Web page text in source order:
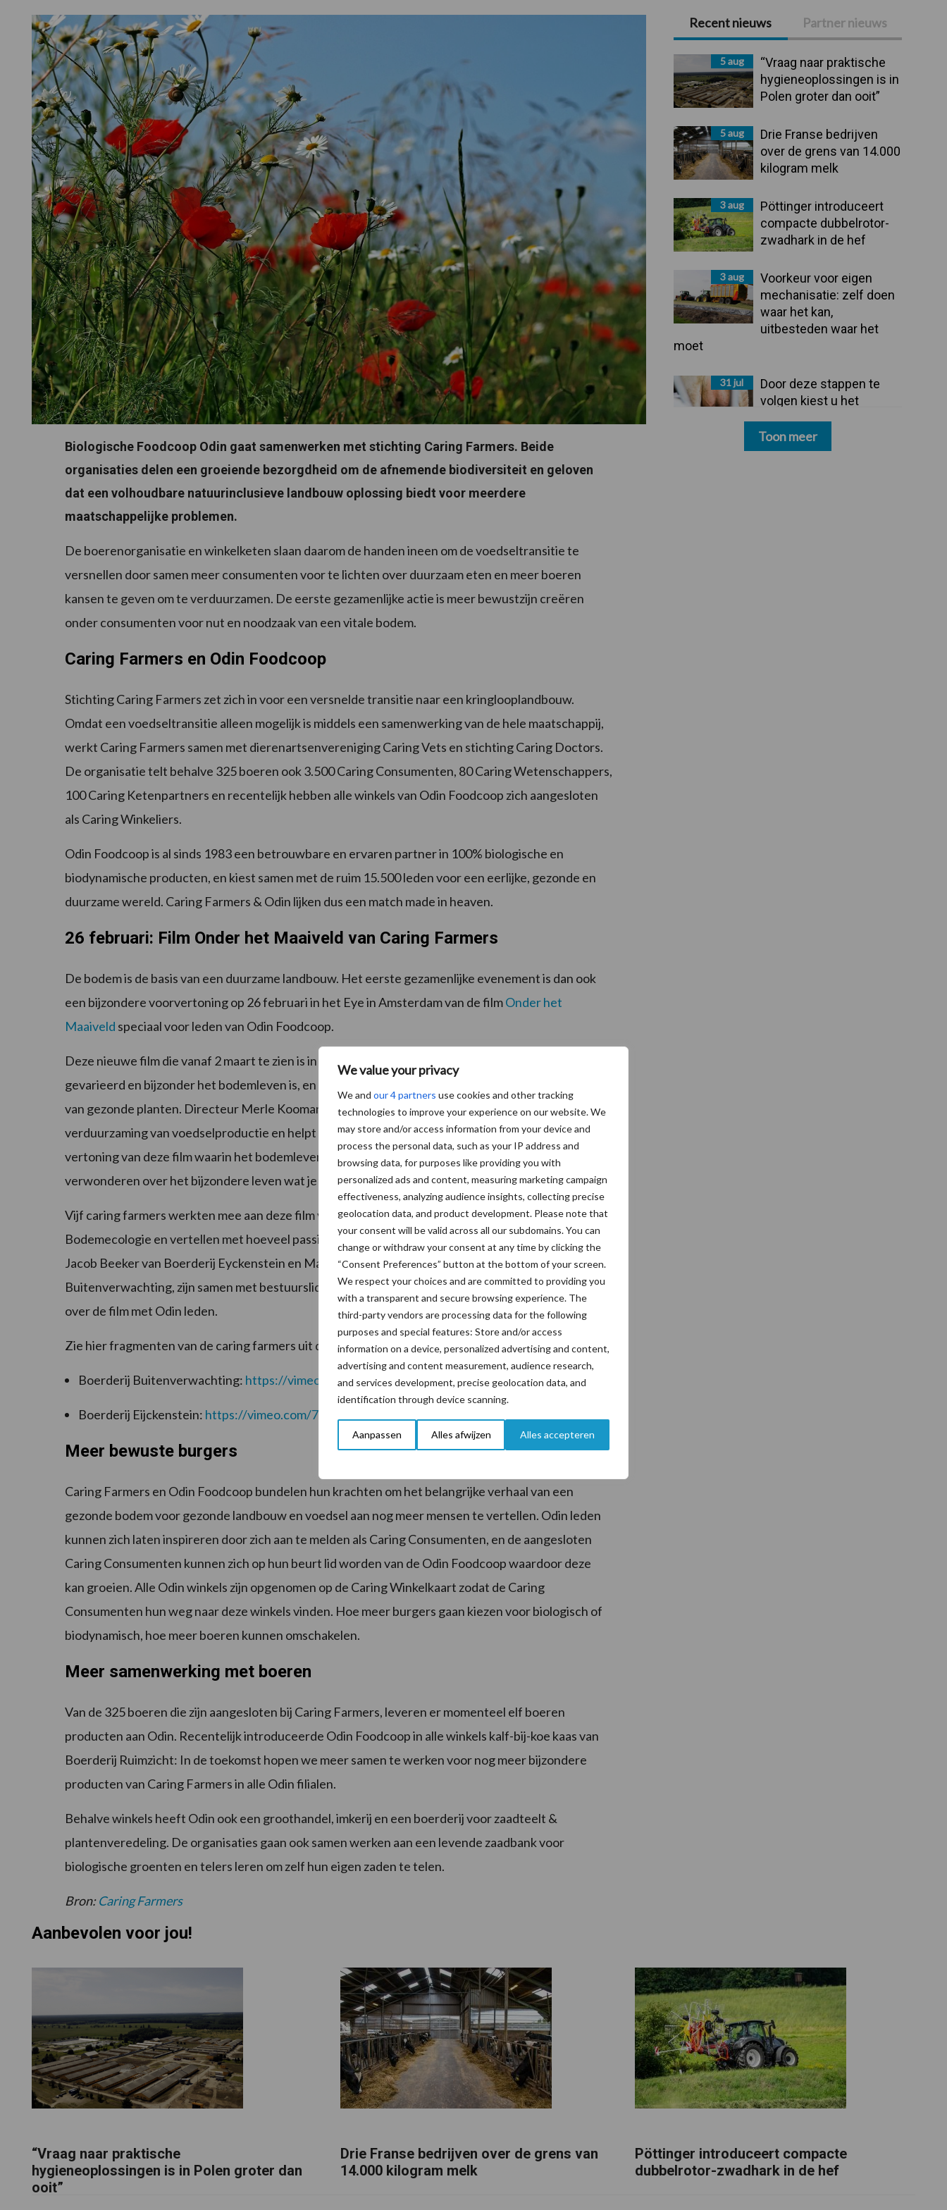
We value your privacy
We and our 4 partners use cookies and other tracking
technologies to improve your experience on our website. We
may store and/or access information from your device and
process the personal data, such as your IP address and
browsing data, for purposes like providing you with
personalized ads and content, measuring marketing campaign
effectiveness, analyzing audience insights, collecting precise
geolocation data, and product development. Please note that
your consent will be valid across all our subdomains. You can
change or withdraw your consent at any time by clicking the
“Consent Preferences” button at the bottom of your screen.
We respect your choices and are committed to providing you
with a transparent and secure browsing experience. The
third-party vendors are processing data for the following
purposes and special features: Store and/or access
information on a device, personalized advertising and content,
advertising and content measurement, audience research,
and services development, precise geolocation data, and
identification through device scanning.
Aanpassen Alles afwijzen Alles accepteren
Biologische Foodcoop Odin gaat samenwerken met stichting Caring Farmers. Beide
organisaties delen een groeiende bezorgdheid om de afnemende biodiversiteit en geloven
dat een volhoudbare natuurinclusieve landbouw oplossing biedt voor meerdere
maatschappelijke problemen.
De boerenorganisatie en winkelketen slaan daarom de handen ineen om de voedseltransitie te
versnellen door samen meer consumenten voor te lichten over duurzaam eten en meer boeren
kansen te geven om te verduurzamen. De eerste gezamenlijke actie is meer bewustzijn creëren
onder consumenten voor nut en noodzaak van een vitale bodem.
Caring Farmers en Odin Foodcoop
Stichting Caring Farmers zet zich in voor een versnelde transitie naar een kringlooplandbouw.
Omdat een voedseltransitie alleen mogelijk is middels een samenwerking van de hele maatschappij,
werkt Caring Farmers samen met dierenartsenvereniging Caring Vets en stichting Caring Doctors.
De organisatie telt behalve 325 boeren ook 3.500 Caring Consumenten, 80 Caring Wetenschappers,
100 Caring Ketenpartners en recentelijk hebben alle winkels van Odin Foodcoop zich aangesloten
als Caring Winkeliers.
Odin Foodcoop is al sinds 1983 een betrouwbare en ervaren partner in 100% biologische en
biodynamische producten, en kiest samen met de ruim 15.500 leden voor een eerlijke, gezonde en
duurzame wereld. Caring Farmers & Odin lijken dus een match made in heaven.
26 februari: Film Onder het Maaiveld van Caring Farmers
De bodem is de basis van een duurzame landbouw. Het eerste gezamenlijke evenement is dan ook
een bijzondere voorvertoning op 26 februari in het Eye in Amsterdam van de filmOnder het
Maaiveld speciaal voor leden van Odin Foodcoop.
Deze nieuwe film die vanaf 2 maart te zien is in de bioscopen laat met prachtig filmwerk zien hoe
gevarieerd en bijzonder het bodemleven is, en hoe belangrijk een gezonde bodem is voor de groei
van gezonde planten. Directeur Merle Koomans van Odin: “Een vitale bodem is belangrijk voor de
verduurzaming van voedselproductie en helpt ons in de strijd tegen klimaatverandering. Met de
vertoning van deze film waarin het bodemleven centraal staat, willen we mensen zich laten
verwonderen over het bijzondere leven wat je tegenkomt onder je voeten.”
Vijf caring farmers werkten mee aan deze film van IUCN, Vlinderstichting, WUR en Centrum voor
Bodemecologie en vertellen met hoeveel passie zij zorgen voor hun bodem. Twee caring farmers,
Jacob Beeker van Boerderij Eyckenstein en Marrit Kyung Ok Schakel van Boerderij
Buitenverwachting, zijn samen met bestuurslid Annette Harberink aanwezig om in gesprek te gaan
over de film met Odin leden.
Zie hier fragmenten van de caring farmers uit de film:
Boerderij Buitenverwachting: https://vimeo.com/799049391/8d16d6e7bc
Boerderij Eijckenstein: https://vimeo.com/783872637/7ffa86cf11
Meer bewuste burgers
Caring Farmers en Odin Foodcoop bundelen hun krachten om het belangrijke verhaal van een
gezonde bodem voor gezonde landbouw en voedsel aan nog meer mensen te vertellen. Odin leden
kunnen zich laten inspireren door zich aan te melden als Caring Consumenten, en de aangesloten
Caring Consumenten kunnen zich op hun beurt lid worden van de Odin Foodcoop waardoor deze
kan groeien. Alle Odin winkels zijn opgenomen op de Caring Winkelkaart zodat de Caring
Consumenten hun weg naar deze winkels vinden. Hoe meer burgers gaan kiezen voor biologisch of
biodynamisch, hoe meer boeren kunnen omschakelen.
Meer samenwerking met boeren
Van de 325 boeren die zijn aangesloten bij Caring Farmers, leveren er momenteel elf boeren
producten aan Odin. Recentelijk introduceerde Odin Foodcoop in alle winkels kalf-bij-koe kaas van
Boerderij Ruimzicht: In de toekomst hopen we meer samen te werken voor nog meer bijzondere
producten van Caring Farmers in alle Odin filialen.
Behalve winkels heeft Odin ook een groothandel, imkerij en een boerderij voor zaadteelt &
plantenveredeling. De organisaties gaan ook samen werken aan een levende zaadbank voor
biologische groenten en telers leren om zelf hun eigen zaden te telen.
Bron:Caring Farmers
Primaire
Sidebar
Recent nieuws Partner nieuws
5 aug
“Vraag naar praktische
hygieneoplossingen is in
Polen groter dan ooit”
5 aug
Drie Franse bedrijven
over de grens van 14.000
kilogram melk
3 aug
Pöttinger introduceert
compacte dubbelrotor-
zwadhark in de hef
3 aug
Voorkeur voor eigen
mechanisatie: zelf doen
waar het kan,
uitbesteden waar het
moet
31 jul
Door deze stappen te
volgen kiest u het
dipmiddel dat bij uw
bedrijf past
Toon meer
Aanbevolen voor jou!
“Vraag naar praktische
hygieneoplossingen is in Polen groter dan
ooit”
Drie Franse bedrijven over de grens van
14.000 kilogram melk
Pöttinger introduceert compacte
dubbelrotor-zwadhark in de hef